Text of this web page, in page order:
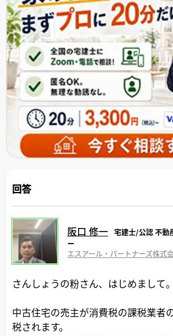
回答
阪口 修一 宅建士/公認 不動
ー
エスアール・パートナーズ株式
さんしょうの粉さん、はじめまして。
中古住宅の売主が消費税の課税業者
税されます。